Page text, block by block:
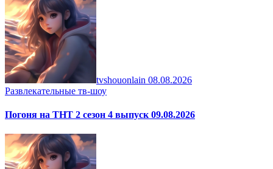
tvshouonlain 08.08.2026
Развлекательные тв-шоу
Погоня на ТНТ 2 сезон 4 выпуск 09.08.2026